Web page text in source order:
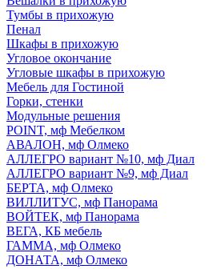
Тумбы в прихожую
Пенал
Шкафы в прихожую
Угловое окончание
Угловые шкафы в прихожую
Мебель для Гостиной
Горки, стенки
Модульные решения
POINT, мф Мебелком
АВАЛОН, мф Олмеко
АЛЛЕГРО вариант №10, мф Диал
АЛЛЕГРО вариант №9, мф Диал
БЕРТА, мф Олмеко
ВИЛЛИТУС, мф Панорама
ВОЙТЕК, мф Панорама
ВЕГА, КБ мебель
ГАММА, мф Олмеко
ДОНАТА, мф Олмеко